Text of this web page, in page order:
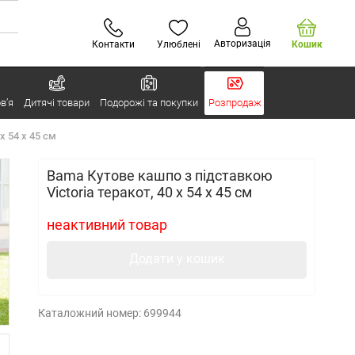
Контакти Улюблені Авторизація Кошик
Дитячі товари Подорожі та покупки Розпродаж
54 x 45 см
Bama Кутове кашпо з підставкою
Victoria теракот, 40 x 54 x 45 см
неактивний товар
Каталожний номер: 699944